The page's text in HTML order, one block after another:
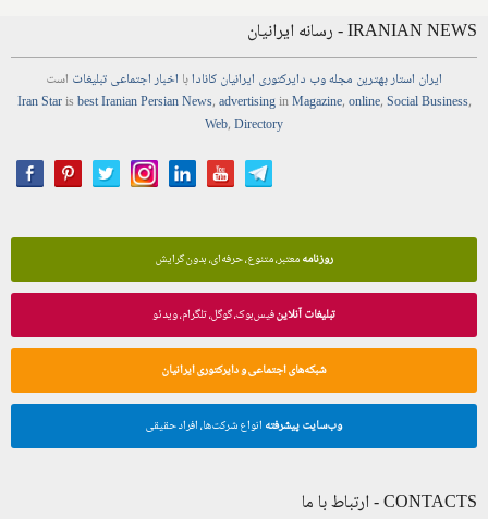
IRANIAN NEWS - رسانه ایرانیان
ایران استاربهترین مجلهوب دایرکتوری ایرانیان کانادابا اخباراجتماعیتبلیغات است
Iran Starisbest Iranian PersianNews,advertisinginMagazine,online,Social Business,
Web,Directory
روزنامهمعتبر، متنوع، حرفه‌ای، بدون گرایش
تبلیغات آنلاینفیس‌بوک، گوگل، تلگرام، ویدئو
شبکه‌های اجتماعی و دایرکتوری ایرانیان
وب‌سایت پیشرفته انواع شرکت‌ها، افراد حقیقی
CONTACTS - ارتباط با ما